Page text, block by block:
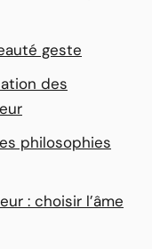
geste
des
philosophies
: choisir l’âme